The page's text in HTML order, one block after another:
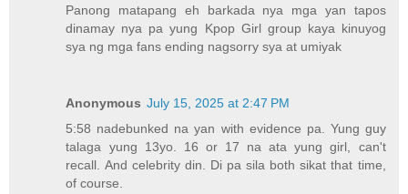
Panong matapang eh barkada nya mga yan tapos
dinamay nya pa yung Kpop Girl group kaya kinuyog
sya ng mga fans ending nagsorry sya at umiyak
Anonymous July 15, 2025 at 2:47 PM
5:58 nadebunked na yan with evidence pa. Yung guy
talaga yung 13yo. 16 or 17 na ata yung girl, can't
recall. And celebrity din. Di pa sila both sikat that time,
of course.